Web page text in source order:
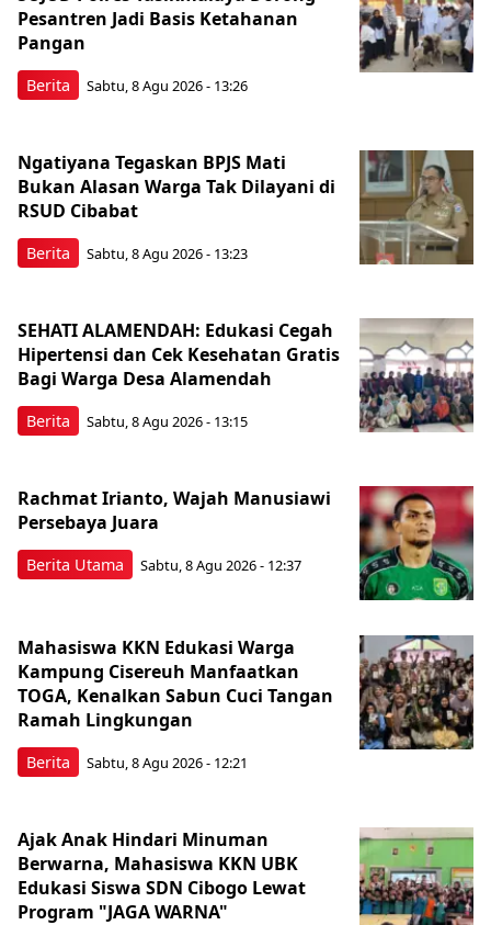
Berita
Pesantren Jadi Basis Ketahanan
Pangan
Sabtu, 8 Agu 2026 - 13:26
Berita
Ngatiyana Tegaskan BPJS Mati
Bukan Alasan Warga Tak Dilayani di
RSUD Cibabat
Sabtu, 8 Agu 2026 - 13:23
Berita
SEHATI ALAMENDAH: Edukasi Cegah
Hipertensi dan Cek Kesehatan Gratis
Bagi Warga Desa Alamendah
Sabtu, 8 Agu 2026 - 13:15
Berita Utama
Rachmat Irianto, Wajah Manusiawi
Persebaya Juara
Sabtu, 8 Agu 2026 - 12:37
Berita
Mahasiswa KKN Edukasi Warga
Kampung Cisereuh Manfaatkan
TOGA, Kenalkan Sabun Cuci Tangan
Ramah Lingkungan
Sabtu, 8 Agu 2026 - 12:21
Ajak Anak Hindari Minuman
Berwarna, Mahasiswa KKN UBK
Edukasi Siswa SDN Cibogo Lewat
Program "JAGA WARNA"